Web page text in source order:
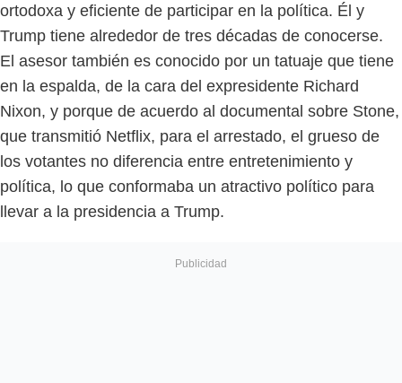
ortodoxa y eficiente de participar en la política. Él y
Trump tiene alrededor de tres décadas de conocerse.
El asesor también es conocido por un tatuaje que tiene
en la espalda, de la cara del expresidente Richard
Nixon, y porque de acuerdo al documental sobre Stone,
que transmitió Netflix, para el arrestado, el grueso de
los votantes no diferencia entre entretenimiento y
política, lo que conformaba un atractivo político para
llevar a la presidencia a Trump.